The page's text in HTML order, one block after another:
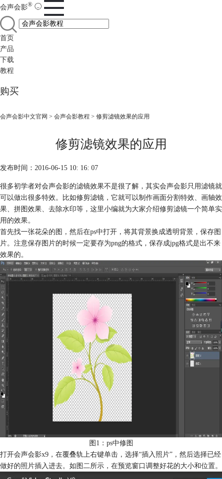
会声会影®
首页
产品
下载
教程
购买
会声会影中文官网 > 会声会影教程 > 修剪滤镜效果的应用
修剪滤镜效果的应用
发布时间：2016-06-15 10: 16: 07
很多初学者对会声会影的滤镜效果不是很了解，其实会声会影只用滤镜就
可以做出很多特效。比如修剪滤镜，它就可以制作画面分割特效、画轴效
果、拼图效果、去除水印等，这里小编就为大家介绍修剪滤镜一个简单实
用的效果。
首先找一张花朵的图，然后在ps中打开，将其背景换成透明背景，保存图
片。注意保存图片的时候一定要存为png的格式，保存成jpg格式是出不来
效果的。
图1：ps中修图
打开会声会影x9，在覆叠轨上右键单击，选择“插入照片”，然后选择已经
做好的照片插入进去。如图二所示，在预览窗口调整好花的大小和位置。